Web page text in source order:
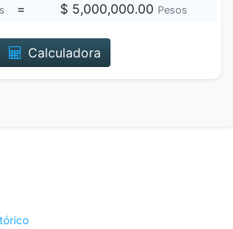
= $ 5,000,000.00 Pesos
Calculadora